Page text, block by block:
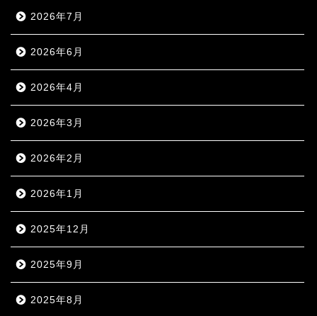
2026年7月
2026年6月
2026年4月
2026年3月
2026年2月
2026年1月
2025年12月
2025年9月
2025年8月